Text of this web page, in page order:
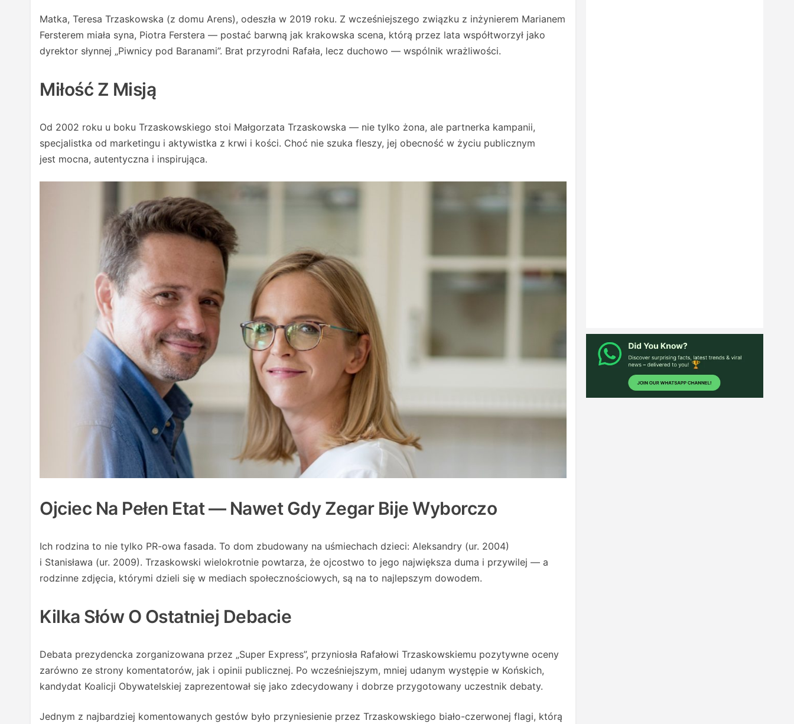
Matka, Teresa Trzaskowska (z domu Arens), odeszła w 2019 roku. Z wcześniejszego związku z inżynierem Marianem
Fersterem miała syna, Piotra Ferstera — postać barwną jak krakowska scena, którą przez lata współtworzył jako
dyrektor słynnej „Piwnicy pod Baranami”. Brat przyrodni Rafała, lecz duchowo — wspólnik wrażliwości.
Miłość Z Misją
Od 2002 roku u boku Trzaskowskiego stoi Małgorzata Trzaskowska — nie tylko żona, ale partnerka kampanii,
specjalistka od marketingu i aktywistka z krwi i kości. Choć nie szuka fleszy, jej obecność w życiu publicznym
jest mocna, autentyczna i inspirująca.
Ojciec Na Pełen Etat — Nawet Gdy Zegar Bije Wyborczo
Ich rodzina to nie tylko PR-owa fasada. To dom zbudowany na uśmiechach dzieci: Aleksandry (ur. 2004)
i Stanisława (ur. 2009). Trzaskowski wielokrotnie powtarza, że ojcostwo to jego największa duma i przywilej — a
rodzinne zdjęcia, którymi dzieli się w mediach społecznościowych, są na to najlepszym dowodem.
Kilka Słów O Ostatniej Debacie
Debata prezydencka zorganizowana przez „Super Express”, przyniosła Rafałowi Trzaskowskiemu pozytywne oceny
zarówno ze strony komentatorów, jak i opinii publicznej. Po wcześniejszym, mniej udanym występie w Końskich,
kandydat Koalicji Obywatelskiej zaprezentował się jako zdecydowany i dobrze przygotowany uczestnik debaty.
Jednym z najbardziej komentowanych gestów było przyniesienie przez Trzaskowskiego biało-czerwonej flagi, którą